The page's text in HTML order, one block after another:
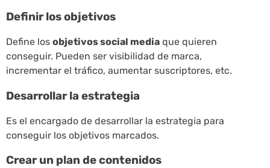
Definir los objetivos
Define los objetivos social media que quieren
conseguir. Pueden ser visibilidad de marca,
incrementar el tráfico, aumentar suscriptores, etc.
Desarrollar la estrategia
Es el encargado de desarrollar la estrategia para
conseguir los objetivos marcados.
Crear un plan de contenidos